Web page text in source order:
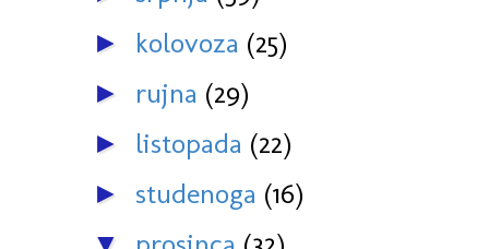
► kolovoza (25)
► rujna (29)
► listopada (22)
► studenoga (16)